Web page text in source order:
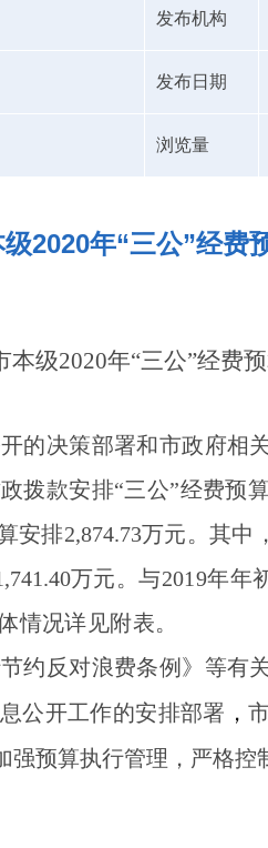
发布机构
发布日期
浏览量
2020年“三公”经费
本级2020年“三公”经费
的决策部署和市政府相
拨款安排“三公”经费预
安排2,874.73万元。其中
万元。与2019年年
情况详见附表。
约反对浪费条例》等有
公开工作的安排部署 ，
强预算执行管理，严格